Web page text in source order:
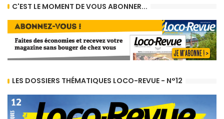
C'EST LE MOMENT DE VOUS ABONNER...
LES DOSSIERS THÉMATIQUES LOCO-REVUE - N°12